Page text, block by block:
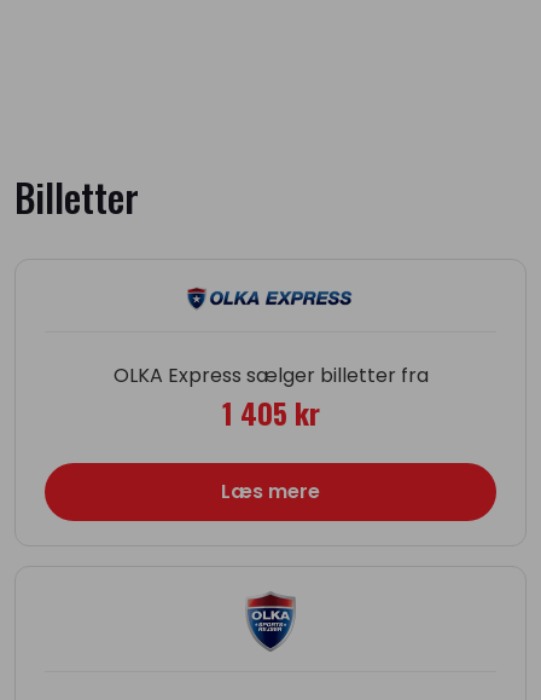
Billetter
OLKA Express sælger billetter fra
1 405 kr
Læs mere